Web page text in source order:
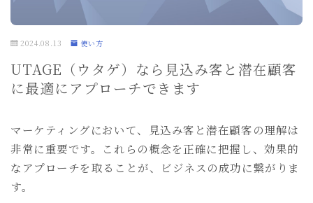
2024.08.13 使い方
UTAGE（ウタゲ）なら見込み客と潜在顧客
に最適にアプローチできます
マーケティングにおいて、見込み客と潜在顧客の理解は
非常に重要です。これらの概念を正確に把握し、効果的
なアプローチを取ることが、ビジネスの成功に繋がりま
す。